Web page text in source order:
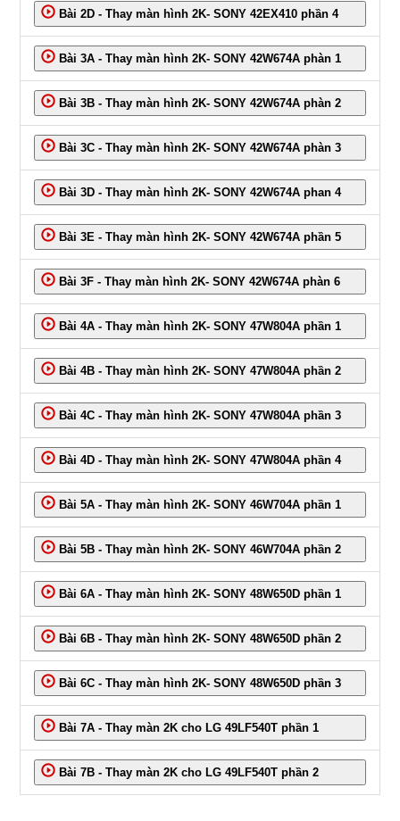
Bài 2D - Thay màn hình 2K- SONY 42EX410 phần 4
Bài 3A - Thay màn hình 2K- SONY 42W674A phàn 1
Bài 3B - Thay màn hình 2K- SONY 42W674A phàn 2
Bài 3C - Thay màn hình 2K- SONY 42W674A phàn 3
Bài 3D - Thay màn hình 2K- SONY 42W674A phan 4
Bài 3E - Thay màn hình 2K- SONY 42W674A phần 5
Bài 3F - Thay màn hình 2K- SONY 42W674A phàn 6
Bài 4A - Thay màn hình 2K- SONY 47W804A phần 1
Bài 4B - Thay màn hình 2K- SONY 47W804A phần 2
Bài 4C - Thay màn hình 2K- SONY 47W804A phần 3
Bài 4D - Thay màn hình 2K- SONY 47W804A phần 4
Bài 5A - Thay màn hình 2K- SONY 46W704A phần 1
Bài 5B - Thay màn hình 2K- SONY 46W704A phần 2
Bài 6A - Thay màn hình 2K- SONY 48W650D phần 1
Bài 6B - Thay màn hình 2K- SONY 48W650D phần 2
Bài 6C - Thay màn hình 2K- SONY 48W650D phần 3
Bài 7A - Thay màn 2K cho LG 49LF540T phần 1
Bài 7B - Thay màn 2K cho LG 49LF540T phần 2